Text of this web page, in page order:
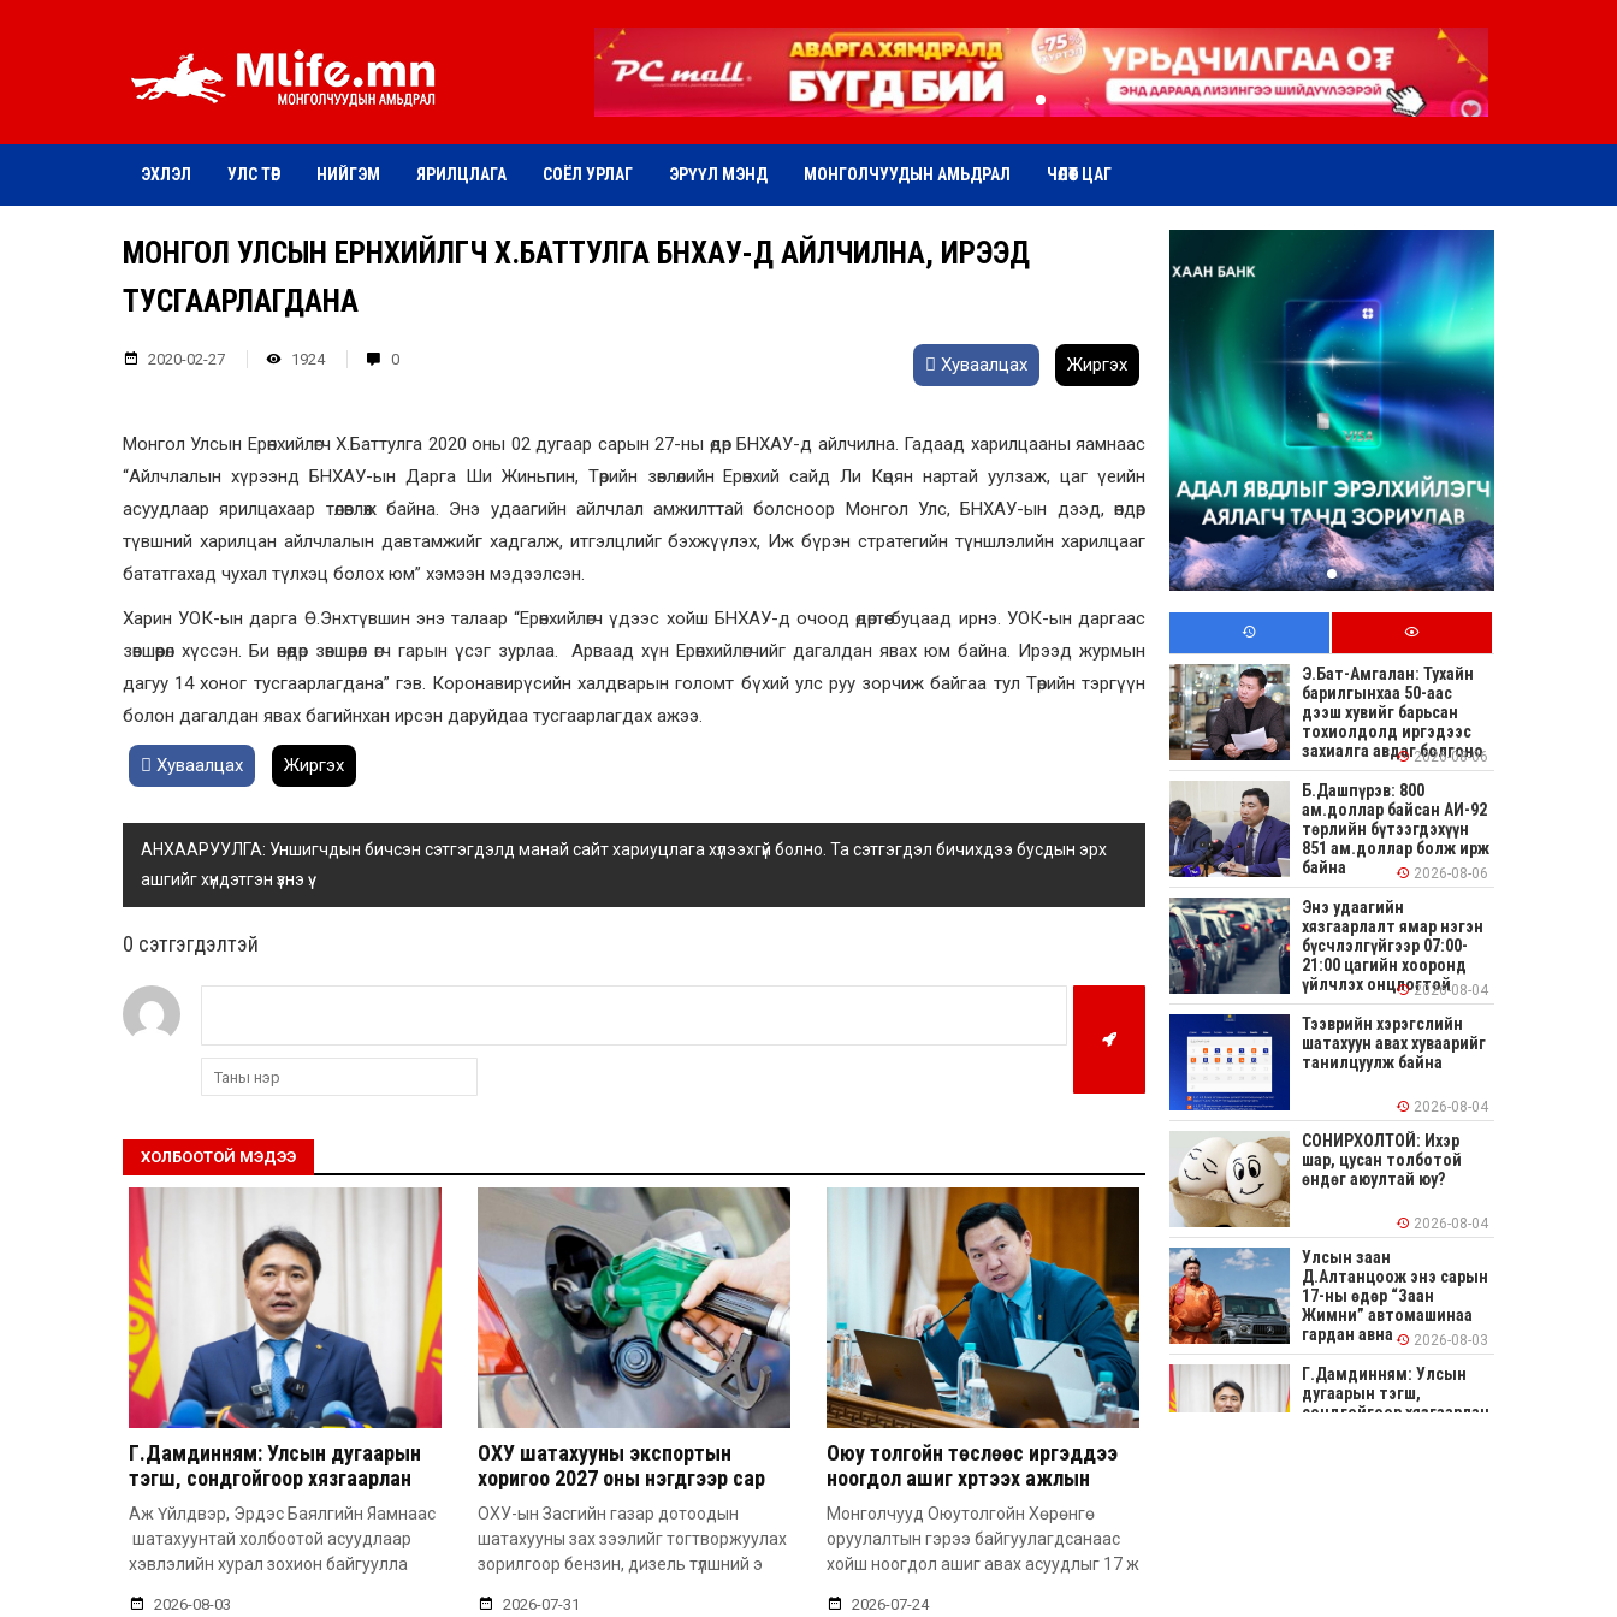
ЭХЛЭЛ УЛС ТӨР НИЙГЭМ ЯРИЛЦЛАГА СОЁЛ УРЛАГ ЭРҮҮЛ МЭНД МОНГОЛЧУУДЫН АМЬДРАЛ ЧӨЛӨӨТ ЦАГ
МОНГОЛ УЛСЫН ЕРӨНХИЙЛӨГЧ Х.БАТТУЛГА БНХАУ-Д АЙЛЧИЛНА, ИРЭЭД
ТУСГААРЛАГДАНА
2020-02-27 1924 0 Хуваалцах Жиргэх
Монгол Улсын Ерөнхийлөгч Х.Баттулга 2020 оны 02 дугаар сарын 27-ны өдөр БНХАУ-д айлчилна. Гадаад харилцааны яамнаас
“Айлчлалын хүрээнд БНХАУ-ын Дарга Ши Жиньпин, Төрийн зөвлөлийн Ерөнхий сайд Ли Көцян нартай уулзаж, цаг үеийн
асуудлаар ярилцахаар төлөвлөж байна. Энэ удаагийн айлчлал амжилттай болсноор Монгол Улс, БНХАУ-ын дээд, өндөр
түвшний харилцан айлчлалын давтамжийг хадгалж, итгэлцлийг бэхжүүлэх, Иж бүрэн стратегийн түншлэлийн харилцааг
бататгахад чухал түлхэц болох юм” хэмээн мэдээлсэн.
Харин УОК-ын дарга Ө.Энхтүвшин энэ талаар “Ерөнхийлөгч үдээс хойш БНХАУ-д очоод өдөртөө буцаад ирнэ. УОК-ын даргаас
зөвшөөрөл хүссэн. Би өнөөдөр зөвшөөрөл өгч гарын үсэг зурлаа. Арваад хүн Ерөнхийлөгчийг дагалдан явах юм байна. Ирээд журмын
дагуу 14 хоног тусгаарлагдана” гэв. Коронавирүсийн халдварын голомт бүхий улс руу зорчиж байгаа тул Төрийн тэргүүн
болон дагалдан явах багийнхан ирсэн даруйдаа тусгаарлагдах ажээ.
Хуваалцах Жиргэх
АНХААРУУЛГА: Уншигчдын бичсэн сэтгэгдэлд манай сайт хариуцлага хүлээхгүй болно. Та сэтгэгдэл бичихдээ бусдын эрх
ашгийг хүндэтгэн үзнэ үү.
0 cэтгэгдэлтэй
ХОЛБООТОЙ МЭДЭЭ
Г.Дамдинням: Улсын дугаарын
тэгш, сондгойгоор хязгаарлан
шатахуун олгоно
Аж Үйлдвэр, Эрдэс Баялгийн Яамнаас
шатахуунтай холбоотой асуудлаар
хэвлэлийн хурал зохион байгуулла
2026-08-03
ОХУ шатахууны экспортын
хоригоо 2027 оны нэгдүгээр сар
хүртэл сунгажээ
ОХУ-ын Засгийн газар дотоодын
шатахууны зах зээлийг тогтворжуулах
зорилгоор бензин, дизель түлшний э
2026-07-31
Оюу толгойн төслөөс иргэддээ
ноогдол ашиг хүртээх ажлын
хэсэг байгуулжээ
Монголчууд Оюутолгойн Хөрөнгө
оруулалтын гэрээ байгуулагдсанаас
хойш ноогдол ашиг авах асуудлыг 17 ж
2026-07-24
Э.Бат-Амгалан: Тухайн
барилгынхаа 50-аас
дээш хувийг барьсан
тохиолдолд иргэдээс
захиалга авдаг болгоно
2026-08-06
Б.Дашпүрэв: 800
ам.доллар байсан АИ-92
төрлийн бүтээгдэхүүн
851 ам.доллар болж ирж
байна
2026-08-06
Энэ удаагийн
хязгаарлалт ямар нэгэн
бүсчлэлгүйгээр 07:00-
21:00 цагийн хооронд
үйлчлэх онцлогтой2026-08-04
Тээврийн хэрэгслийн
шатахуун авах хуваарийг
танилцуулж байна
2026-08-04
СОНИРХОЛТОЙ: Ихэр
шар, цусан толботой
өндөг аюултай юу?
2026-08-04
Улсын заан
Д.Алтанцоож энэ сарын
17-ны өдөр “Заан
Жимни” автомашинаа
гардан авна
2026-08-03
Г.Дамдинням: Улсын
дугаарын тэгш,
сондгойгоор хязгаарлан